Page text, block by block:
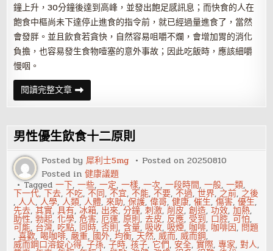
鐘上升，30分鐘後達到高峰，並發出飽足感訊息；而快食的人在
飽食中樞尚未下達停止進食的指令前，就已經過量進食了，當然
會發胖。並且飲食若貪快，自然容易咀嚼不爛，會增加胃的消化
負擔，也容易發生食物噎塞的意外事故；因此吃飯時，應該細嚼
慢咽。
閱讀完整文章飲
食
忌
貪
均
衡
飲
食
最
重
要
男性優生飲食十二原則
Posted by犀利士5mg Posted on20250810
Posted in健康議題
Tagged一下,一些,一定,一樣,一次,一段時間,一般,一類,
下一代,下去,不吃,不同,不宜,不能,不要,不過,世界, 之前, 之後
,人人,人學,人類,人體,來助,保護,偉哥,健康,催生,傷害,優生,
先去,其實,具有,冰箱, 出來,分鐘,刺激,削皮,創造,功效,加熱,
助性,勃起,化學,危害, 厄運,原則,去皮, 反應, 受到, 口腔,可怕,
可能, 台灣, 吃點, 同時,否則,含量, 吸收, 吸煙, 咖啡, 咖啡因, 問題
,喜歡, 喝咖啡,嚴重, 國外,均衡,天然,威而,威而鋼,
威而鋼口溶錠心得,子孫,子時,孩子, 它們, 安全,實際,專家,對人,